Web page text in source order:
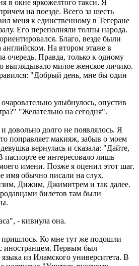
в окне яркожелтого такси. Я
на поезде. Всего за шесть
меня к единственному в Тегеране
Его переполняли толпы народа.
Благо, везде были
английском. На втором этаже в
очередь. Правда, только к одному
выглядывало милое женское личико.
"Добрый день, мне бы один
улыбнулось, опустив
"Желательно на сегодня".
довольно долго не появлялось. Я
поправляет макияж, забыв о моем
вернулась и сказала: "Дайте,
ее интересовало лишь
имени. Позже я оценил этот шаг.
имя обычно писали на слух.
Дижим, Джимитрем и так далее.
билетов там были
- кивнула она.
пришлось. Ко мне тут же подошли
иностранцем. Первым был
языка из Иламского университета. В